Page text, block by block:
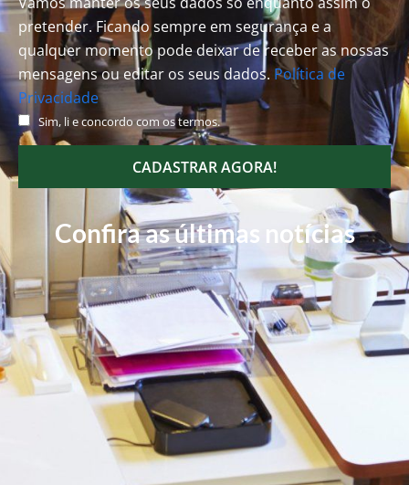
pretender. Ficando sempre em segurança e a
qualquer momento pode deixar de receber as nossas
mensagens ou editar os seus dados. Política de
Privacidade
Sim, li e concordo com os termos.
CADASTRAR AGORA!
Confira as últimas notícias